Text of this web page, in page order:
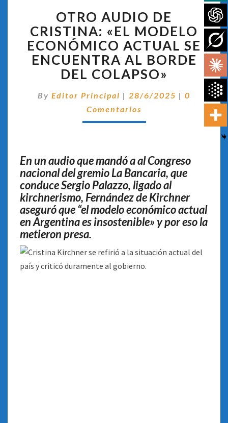
AUDIO
DE
CRISTINA:
«EL
MODELO
ECONÓMICO
SE
ENCUENTRA
OTRO AUDIO DE
CRISTINA: «EL MODELO
ECONÓMICO ACTUAL SE
ENCUENTRA AL BORDE
DEL COLAPSO»
By Editor Principal | 28/6/2025 | 0
Comentarios
En un audio que mandó a al Congreso
nacional del gremio La Bancaria, que
conduce Sergio Palazzo, ligado al
kirchnerismo, Fernández de Kirchner
aseguró que “el modelo económico actual
en Argentina es insostenible» y por eso la
metieron presa.